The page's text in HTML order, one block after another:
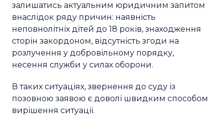
залишатись актуальним юридичним запитом
внаслідок ряду причин: наявність
неповнолітніх дітей до 18 років, знаходження
сторін закордоном, відсутність згоди на
розлучення у добровільному порядку,
несення служби у силах оборони.
В таких ситуаціях, звернення до суду із
позовною заявою є доволі швидким способом
вирішення ситуації.